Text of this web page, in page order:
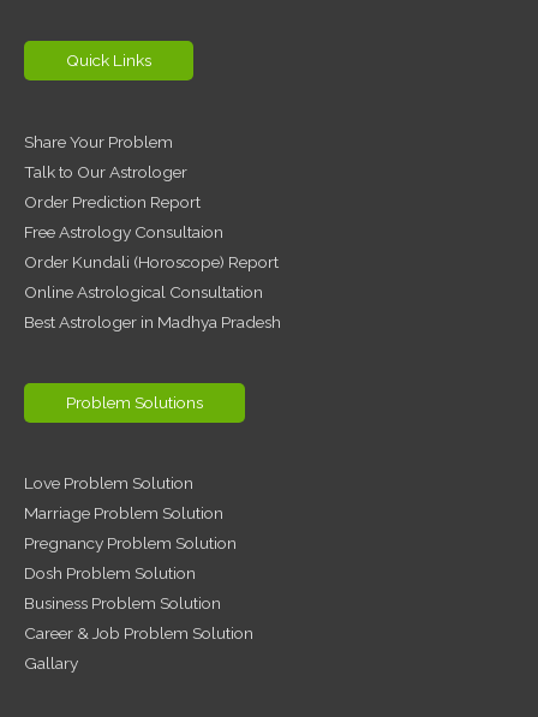
Quick Links
Share Your Problem
Talk to Our Astrologer
Order Prediction Report
Free Astrology Consultaion
Order Kundali (Horoscope) Report
Online Astrological Consultation
Best Astrologer in Madhya Pradesh
Problem Solutions
Love Problem Solution
Marriage Problem Solution
Pregnancy Problem Solution
Dosh Problem Solution
Business Problem Solution
Career & Job Problem Solution
Gallary